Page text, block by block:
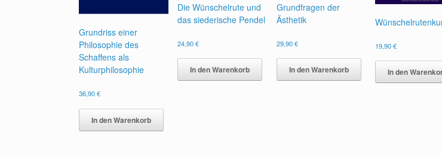
Grundriss einer
Philosophie des
Schaffens als
Kulturphilosophie
36,90€
In den Warenkorb
Die Wünschelrute und
das siederische Pendel
24,90€
In den Warenkorb
Grundfragen der
Ästhetik
29,90€
In den Warenkorb
19,90€
In den